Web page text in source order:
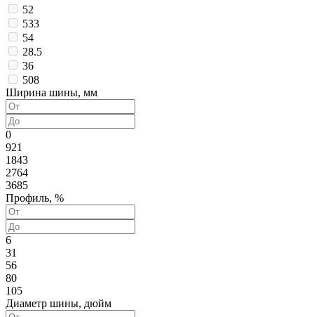
52
533
54
28.5
36
508
Ширина шины, мм
0
921
1843
2764
3685
Профиль, %
6
31
56
80
105
Диаметр шины, дюйм